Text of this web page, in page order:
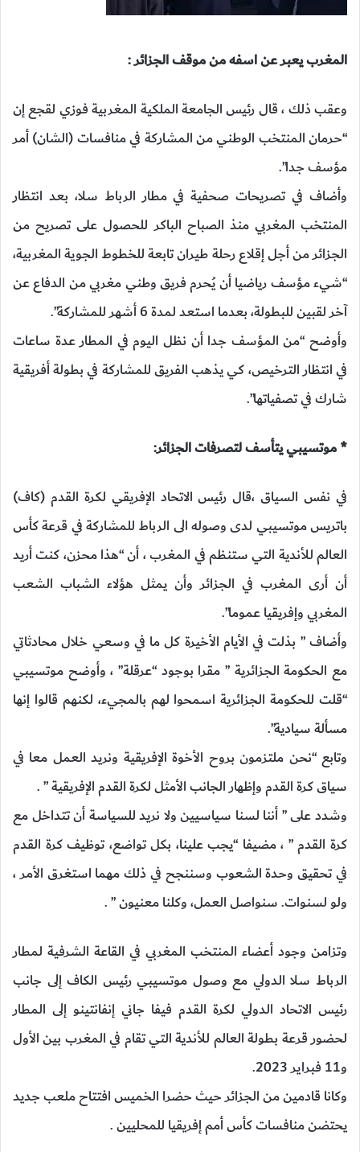
المغرب يعبر عن اسفه من موقف الجزائر :
وعقب ذلك ، قال رئيس الجامعة الملكية المغربية فوزي لقجع إن
“حرمان المنتخب الوطني من المشاركة في منافسات (الشان) أمر
مؤسف جدا”.
وأضاف في تصريحات صحفية في مطار الرباط سلا، بعد انتظار
المنتخب المغربي منذ الصباح الباكر للحصول على تصريح من
الجزائر من أجل إقلاع رحلة طيران تابعة للخطوط الجوية المغربية،
“شيء مؤسف رياضيا أن يُحرم فريق وطني مغربي من الدفاع عن
آخر لقبين للبطولة، بعدما استعد لمدة 6 أشهر للمشاركة”.
وأوضح “من المؤسف جدا أن نظل اليوم في المطار عدة ساعات
في انتظار الترخيص، كي يذهب الفريق للمشاركة في بطولة أفريقية
شارك في تصفياتها”.
* موتسيبي يتأسف لتصرفات الجزائر:
في نفس السياق ،قال رئيس الاتحاد الإفريقي لكرة القدم (كاف)
باتريس موتسيبي لدى وصوله الى الرباط للمشاركة في قرعة كأس
العالم للأندية التي ستنظم في المغرب ، أن “هذا محزن، كنت أريد
أن أرى المغرب في الجزائر وأن يمثل هؤلاء الشباب الشعب
المغربي وإفريقيا عموما”.
وأضاف ” بذلت في الأيام الأخيرة كل ما في وسعي خلال محادثاتي
مع الحكومة الجزائرية ” مقرا بوجود “عرقلة” ، وأوضح موتسيبي
“قلت للحكومة الجزائرية اسمحوا لهم بالمجيء، لكنهم قالوا إنها
مسألة سيادية”.
وتابع “نحن ملتزمون بروح الأخوة الإفريقية ونريد العمل معا في
سياق كرة القدم وإظهار الجانب الأمثل لكرة القدم الإفريقية ” .
وشدد على ” أننا لسنا سياسيين ولا نريد للسياسة أن تتداخل مع
كرة القدم ” ، مضيفا “يجب علينا، بكل تواضع، توظيف كرة القدم
في تحقيق وحدة الشعوب وسننجح في ذلك مهما استغرق الأمر ،
ولو لسنوات. سنواصل العمل، وكلنا معنيون ” .
وتزامن وجود أعضاء المنتخب المغربي في القاعة الشرفية لمطار
الرباط سلا الدولي مع وصول موتسيبي رئيس الكاف إلى جانب
رئيس الاتحاد الدولي لكرة القدم فيفا جاني إنفانتينو إلى المطار
لحضور قرعة بطولة العالم للأندية التي تقام في المغرب بين الأول
و11 فبراير 2023.
وكانا قادمين من الجزائر حيث حضرا الخميس افتتاح ملعب جديد
يحتضن منافسات كأس أمم إفريقيا للمحليين .